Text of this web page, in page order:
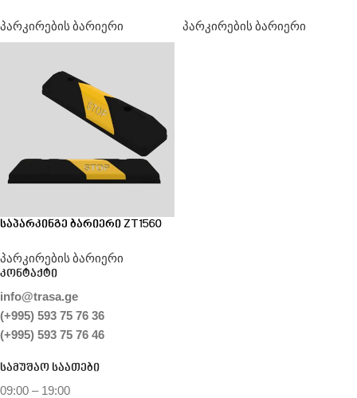
პარკირების ბარიერი პარკირების ბარიერი
საპარკინგე ბარიერი ZT1560
პარკირების ბარიერი
კონტაქტი
info@trasa.ge
(+995) 593 75 76 36
(+995) 593 75 76 46
სამუშაო საათები
09:00 – 19:00